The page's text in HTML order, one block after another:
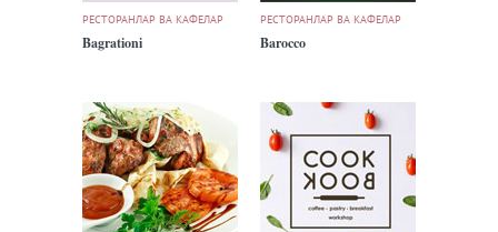
РЕСТОРАНЛАР ВА КАФЕЛАР
Bagrationi
РЕСТОРАНЛАР ВА КАФЕЛАР
Barocco